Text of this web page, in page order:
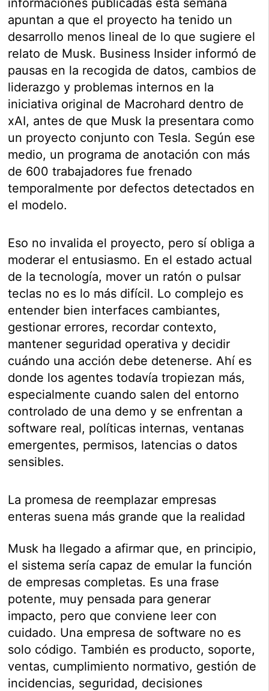
informaciones publicadas esta semana
apuntan a que el proyecto ha tenido un
desarrollo menos lineal de lo que sugiere el
relato de Musk. Business Insider informó de
pausas en la recogida de datos, cambios de
liderazgo y problemas internos en la
iniciativa original de Macrohard dentro de
xAI, antes de que Musk la presentara como
un proyecto conjunto con Tesla. Según ese
medio, un programa de anotación con más
de 600 trabajadores fue frenado
temporalmente por defectos detectados en
el modelo.
Eso no invalida el proyecto, pero sí obliga a
moderar el entusiasmo. En el estado actual
de la tecnología, mover un ratón o pulsar
teclas no es lo más difícil. Lo complejo es
entender bien interfaces cambiantes,
gestionar errores, recordar contexto,
mantener seguridad operativa y decidir
cuándo una acción debe detenerse. Ahí es
donde los agentes todavía tropiezan más,
especialmente cuando salen del entorno
controlado de una demo y se enfrentan a
software real, políticas internas, ventanas
emergentes, permisos, latencias o datos
sensibles.
La promesa de reemplazar empresas
enteras suena más grande que la realidad
Musk ha llegado a afirmar que, en principio,
el sistema sería capaz de emular la función
de empresas completas. Es una frase
potente, muy pensada para generar
impacto, pero que conviene leer con
cuidado. Una empresa de software no es
solo código. También es producto, soporte,
ventas, cumplimiento normativo, gestión de
incidencias, seguridad, decisiones